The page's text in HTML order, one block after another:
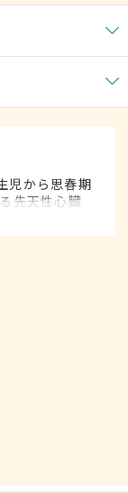
児から思春期
先天性心臓
よって治療